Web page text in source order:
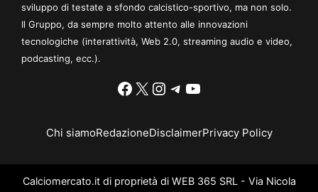
sviluppo di testate a sfondo calcistico-sportivo, ma non solo.
Il Gruppo, da sempre molto attento alle innovazioni
tecnologiche (interattività, Web 2.0, streaming audio e video,
podcasting, ecc.).
Facebook
X Instagram
Telegram
YouTube
Chi siamoRedazioneDisclaimerPrivacy Policy
Calciomercato.it di proprietà di WEB 365 SRL - Via Nicola